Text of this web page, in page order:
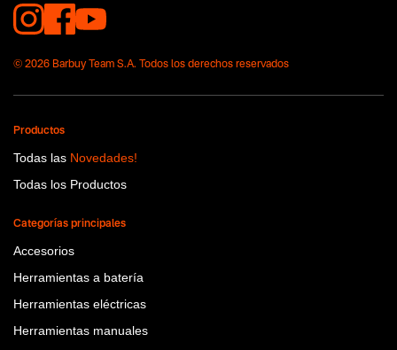
© 2026 Barbuy Team S.A. Todos los derechos reservados
Productos
Todas las Novedades!
Todas los Productos
Categorías principales
Accesorios
Herramientas a batería
Herramientas eléctricas
Herramientas manuales